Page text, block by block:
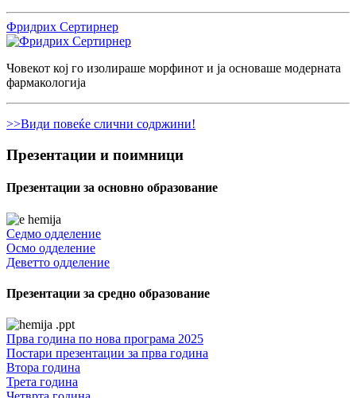
Фридрих Сертирнер
Човекот кој го изолираше морфинот и ја основаше модерната
фармакологија
>>Види повеќе слични содржини!
Презентации и поимници
Презентации за основно образование
Седмо одделение
Осмо одделение
Деветто одделение
Презентации за средно образование
Прва година по нова програма 2025
Постари презентации за прва година
Втора година
Трета година